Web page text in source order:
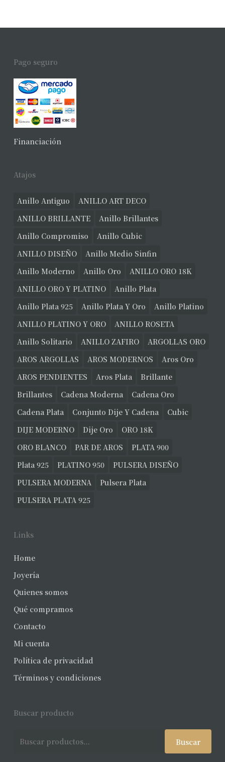
Pago seguro
Financiación
Atajos
Anillo Antiguo
ANILLO ART DECO
ANILLO BRILLANTE
Anillo Brillantes
Anillo Compromiso
Anillo Cubic
ANILLO DISEÑO
Anillo Medio Sinfin
Anillo Moderno
Anillo Oro
ANILLO ORO 18K
ANILLO ORO Y PLATINO
Anillo Plata
Anillo Plata 925
Anillo Plata Y Oro
Anillo Platino
ANILLO PLATINO Y ORO
ANILLO ROSETA
Anillo Solitario
ANILLO ZAFIRO
ARGOLLAS ORO
AROS ARGOLLAS
AROS MODERNOS
Aros Oro
AROS PENDIENTES
Aros Plata
Brillante
Brillantes
Cadena Moderna
Cadena Oro
Cadena Plata
Conjunto Dije Y Cadena
Cubic
DIJE MODERNO
Dije Oro
ORO 18K
ORO BLANCO
PAR DE AROS
PLATA 900
Plata 925
PLATINO 950
PULSERA DISEÑO
PULSERA MODERNA
Pulsera Plata
PULSERA PLATA 925
Links
Home
Joyería
Quienes somos
Qué compramos
Contacto
Mi cuenta
Política de privacidad
Términos y condiciones
Buscar producto
Buscar